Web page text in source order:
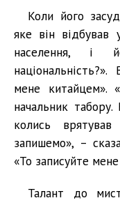
Коли його
яке він відбував
населення, і
мене китайцем».
начальник
колись
запишемо», –
«То записуйте
Талант до